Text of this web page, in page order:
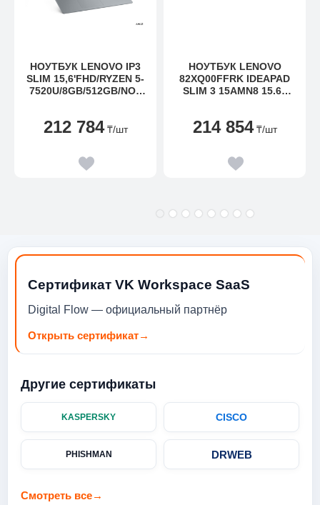
НОУТБУК LENOVO IP3
SLIM 15,6'FHD/RYZEN 5-
7520U/8GB/512GB/NOS
212 784 ₸/шт
НОУТБУК LENOVO
82XQ00FFRK IDEAPAD
SLIM 3 15AMN8 15.6"
4,3GHZ
FI/BT5.1/720P HD
214 854 ₸/шт
Сертификат VK Workspace SaaS
Digital Flow — официальный партнёр
Открыть сертификат→
Другие сертификаты
KASPERSKY CISCO
PHISHMAN DRWEB
Смотреть все→